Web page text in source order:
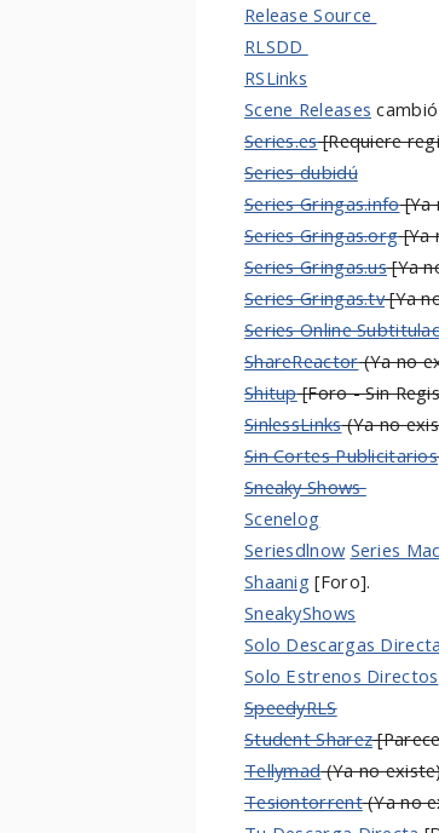
Release Source
RLSDD
RSLinks
Scene Releases
Series.es[Requiere
Series dubidú
Series Gringas.info[Ya
Series Gringas.org [Ya
Series Gringas.us [Ya
Series Gringas.tv [Ya
Series Online
ShareReactor(Ya no
Shitup[Foro - Sin
SinlessLinks(Ya no
Sin Cortes Publicitarios
Sneaky Shows
Scenelog
Seriesdlnow Series
Shaanig [Foro].
SneakyShows
Solo Descargas
Solo Estrenos Directos
SpeedyRLS
Student Sharez
Tellymad(Ya no
Tesiontorrent(Ya no